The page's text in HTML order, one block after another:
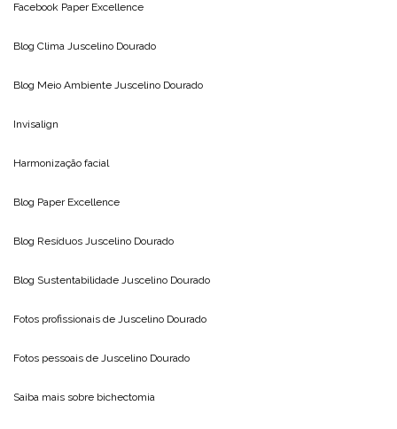
Facebook Paper Excellence
Blog Clima Juscelino Dourado
Blog Meio Ambiente Juscelino Dourado
Invisalign
Harmonização facial
Blog Paper Excellence
Blog Resíduos Juscelino Dourado
Blog Sustentabilidade Juscelino Dourado
Fotos profissionais de Juscelino Dourado
Fotos pessoais de Juscelino Dourado
Saiba mais sobre bichectomia